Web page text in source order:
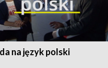
na język polski